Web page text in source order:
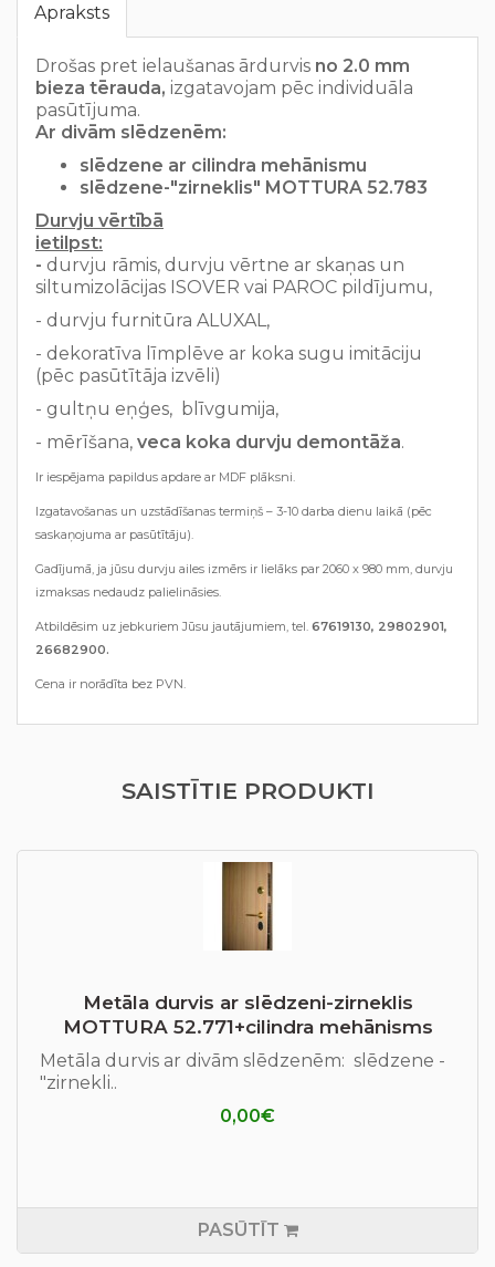
Apraksts
Drošas pret ielaušanas ārdurvis no 2.0 mm
bieza tērauda, izgatavojam pēc individuāla
pasūtījuma.
Ar divām slēdzenēm:
slēdzene ar cilindra mehānismu
slēdzene-"zirneklis" MOTTURA 52.783
Durvju vērtībā
ietilpst:
- durvju rāmis, durvju vērtne ar skaņas un
siltumizolācijas ISOVER vai PAROC pildījumu,
- durvju furnitūra ALUXAL,
- dekoratīva līmplēve ar koka sugu imitāciju
(pēc pasūtītāja izvēli)
- gultņu eņģes, blīvgumija,
- mērīšana, veca koka durvju demontāža.
Ir iespējama papildus apdare ar MDF plāksni.
Izgatavošanas un uzstādīšanas termiņš – 3-10 darba dienu laikā (pēc
saskaņojuma ar pasūtītāju).
Gadījumā, ja jūsu durvju ailes izmērs ir lielāks par 2060 x 980 mm, durvju
izmaksas nedaudz palielināsies.
Atbildēsim uz jebkuriem Jūsu jautājumiem, tel. 67619130, 29802901,
26682900.
Cena ir norādīta bez PVN.
SAISTĪTIE PRODUKTI
Metāla durvis ar slēdzeni-zirneklis
MOTTURA 52.771+cilindra mehānisms
Metāla durvis ar divām slēdzenēm: slēdzene -
"zirnekli..
0,00€
PASŪTĪT